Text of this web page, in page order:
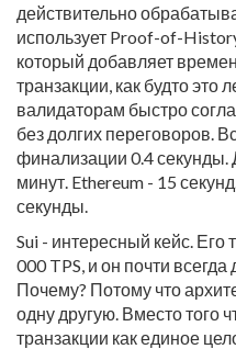
действительно
использует Proof-of-
который добавляет
транзакции, как будто это
валидаторам быстро
без долгих переговоров.
финализации 0.4
минут. Ethereum - 15
секунды.
Sui - интересный кейс. Его
000 TPS, и он почти всегда
Почему? Потому что
одну другую. Вместо того
транзакции как единое